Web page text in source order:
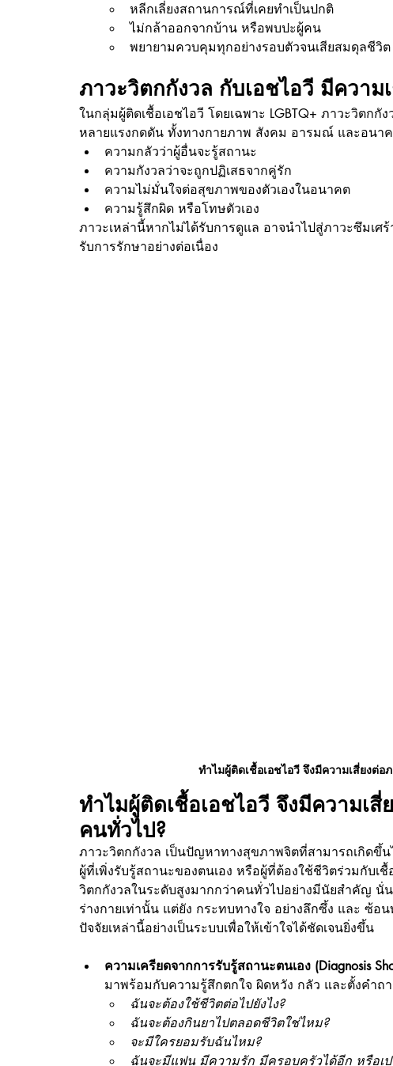
หลีกเลี่ยงสถานการณ์ที่เคยทำเป็นปกติ
ไม่กล้าออกจากบ้าน หรือพบปะผู้คน
พยายามควบคุมทุกอย่างรอบตัวจนเสียสมดุลชีวิต
ภาวะวิตกกังวล กับเอชไอวี มีควา
ในกลุ่มผู้ติดเชื้อเอชไอวี โดยเฉพาะ LGBTQ+ ภาวะวิตก
หลายแรงกดดัน ทั้งทางกายภาพ สังคม อารมณ์ และอนา
ความกลัวว่าผู้อื่นจะรู้สถานะ
ความกังวลว่าจะถูกปฏิเสธจากคู่รัก
ความไม่มั่นใจต่อสุขภาพของตัวเองในอนาคต
ความรู้สึกผิด หรือโทษตัวเอง
ภาวะเหล่านี้หากไม่ได้รับการดูแล อาจนำไปสู่ภาวะซึมเศ
รับการรักษาอย่างต่อเนื่อง
ทำไมผู้ติดเชื้อเอชไอวี จึงมีความเสี่ยงต่
ทำไมผู้ติดเชื้อเอชไอวี จึงมีความเ
คนทั่วไป?
ภาวะวิตกกังวล เป็นปัญหาทางสุขภาพจิตที่สามารถเกิดขึ้
ผู้ที่เพิ่งรับรู้สถานะของตนเอง หรือผู้ที่ต้องใช้ชีวิตร่วมกับเ
วิตกกังวลในระดับสูงมากกว่าคนทั่วไปอย่างมีนัยสำคัญ นั่น
ร่างกายเท่านั้น แต่ยัง กระทบทางใจ อย่างลึกซึ้ง และ ซ้อ
ปัจจัยเหล่านี้อย่างเป็นระบบเพื่อให้เข้าใจได้ชัดเจนยิ่งขึ้น
ความเครียดจากการรับรู้สถานะตนเอง (Diagnosis
มาพร้อมกับความรู้สึกตกใจ ผิดหวัง กลัว และตั้งคำถ
ฉันจะต้องใช้ชีวิตต่อไปยังไง?
ฉันจะต้องกินยาไปตลอดชีวิตใช่ไหม?
จะมีใครยอมรับฉันไหม?
ฉันจะมีแฟน มีความรัก มีครอบครัวได้อีก หรือเป